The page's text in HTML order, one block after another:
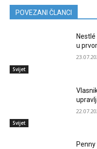
POVEZANI ČLANCI
Svijet
u
Svijet